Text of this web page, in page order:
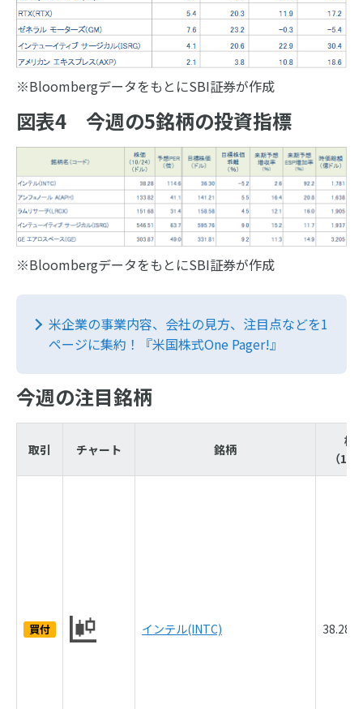
※BloombergデータをもとにSBI証券が作成
図表4 今週の5銘柄の投資指標
※BloombergデータをもとにSBI証券が作成
米企業の事業内容、会社の見方、注目点などを1
ページに集約！『米国株式One Pager!』
今週の注目銘柄
取引 チャート 銘柄
株
（
買付 インテル(INTC) 38.28